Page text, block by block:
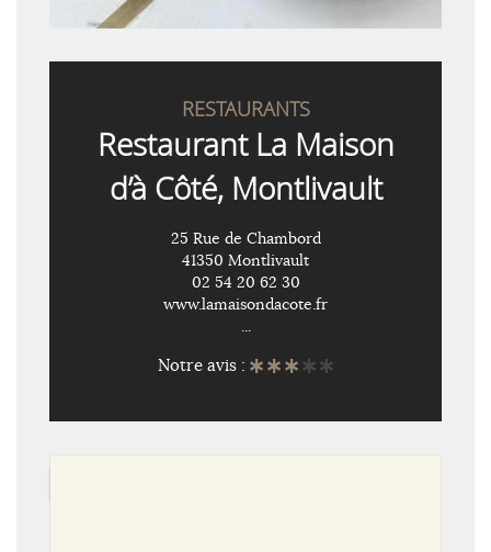
RESTAURANTS
Restaurant La Maison
d’à Côté, Montlivault
25 Rue de Chambord
41350 Montlivault
02 54 20 62 30
www.lamaisondacote.fr
...
Notre avis :